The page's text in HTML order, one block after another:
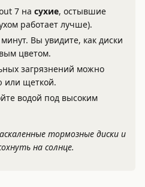
7 на сухие, остывшие
работает лучше).
Вы увидите, как диски
цветом.
загрязнений можно
или щеткой.
водой под высоким
тормозные диски и
на солнце.